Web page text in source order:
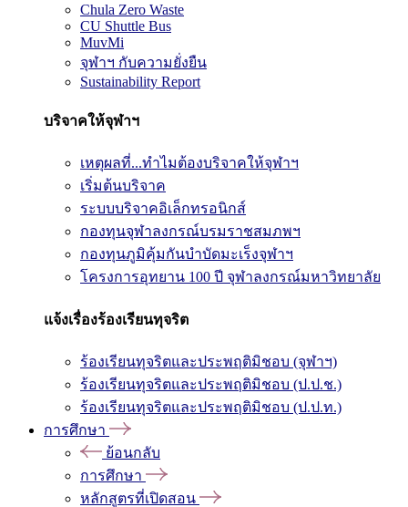
Chula Zero Waste
CU Shuttle Bus
MuvMi
จุฬาฯ กับความยั่งยืน
Sustainability Report
บริจาคให้จุฬาฯ
เหตุผลที่...ทำไมต้องบริจาคให้จุฬาฯ
เริ่มต้นบริจาค
ระบบบริจาคอิเล็กทรอนิกส์
กองทุนจุฬาลงกรณ์บรมราชสมภพฯ
กองทุนภูมิคุ้มกันบำบัดมะเร็งจุฬาฯ
โครงการอุทยาน 100 ปี จุฬาลงกรณ์มหาวิทยาลัย
แจ้งเรื่องร้องเรียนทุจริต
ร้องเรียนทุจริตและประพฤติมิชอบ (จุฬาฯ)
ร้องเรียนทุจริตและประพฤติมิชอบ (ป.ป.ช.)
ร้องเรียนทุจริตและประพฤติมิชอบ (ป.ป.ท.)
การศึกษา
ย้อนกลับ
การศึกษา
หลักสูตรที่เปิดสอน